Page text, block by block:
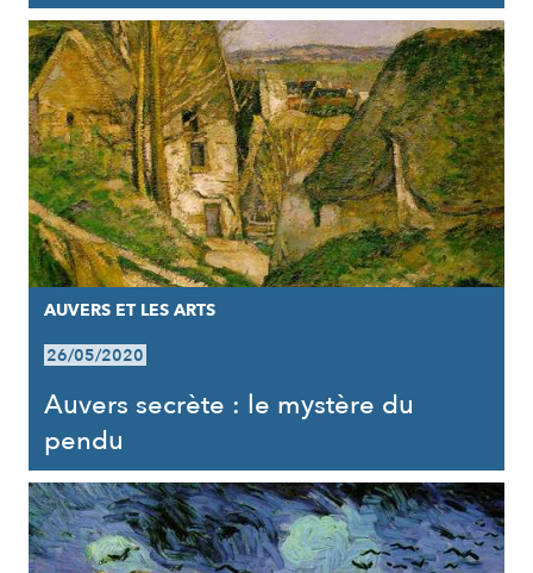
AUVERS ET LES ARTS
26/05/2020
Auvers secrète : le mystère du
pendu